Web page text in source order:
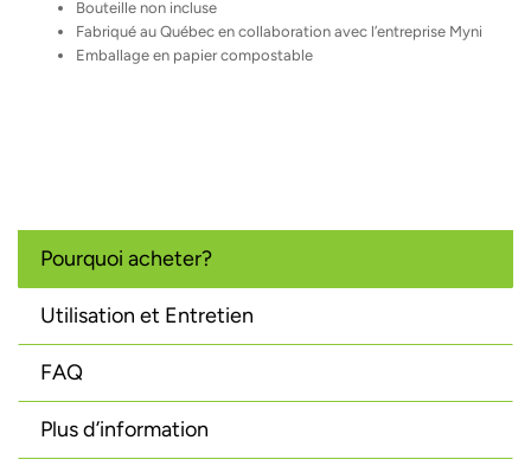
Bouteille non incluse
Fabriqué au Québec en collaboration avec l’entreprise Myni
Emballage en papier compostable
Pourquoi acheter?
Utilisation et Entretien
FAQ
Plus d’information